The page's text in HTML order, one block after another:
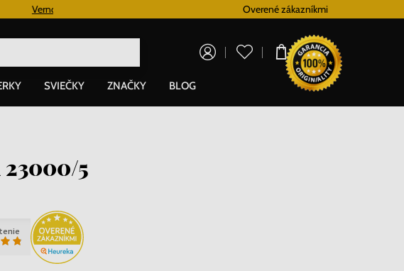
Doprava zadarmo pre všetky hodinky od 80€
Overené zákazníkmi
0,00 €
SVIEČKY ZNAČKY BLOG
23000/5